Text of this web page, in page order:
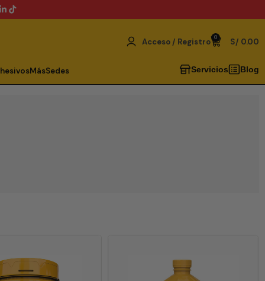
Acceso / Registro 0 S/ 0.00
MásSedes Servicios Blog